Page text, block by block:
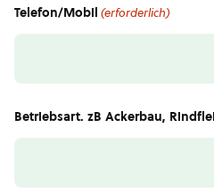
Telefon/Mobil (erforderlich)
Betriebsart. zB Ackerbau,